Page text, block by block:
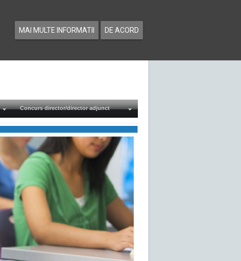
MAI MULTE INFORMATII DE ACORD
Concurs director/director adjunct